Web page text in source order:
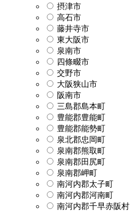
摂津市
高石市
藤井寺市
東大阪市
泉南市
四條畷市
交野市
大阪狭山市
阪南市
三島郡島本町
豊能郡豊能町
豊能郡能勢町
泉北郡忠岡町
泉南郡熊取町
泉南郡田尻町
泉南郡岬町
南河内郡太子町
南河内郡河南町
南河内郡千早赤阪村